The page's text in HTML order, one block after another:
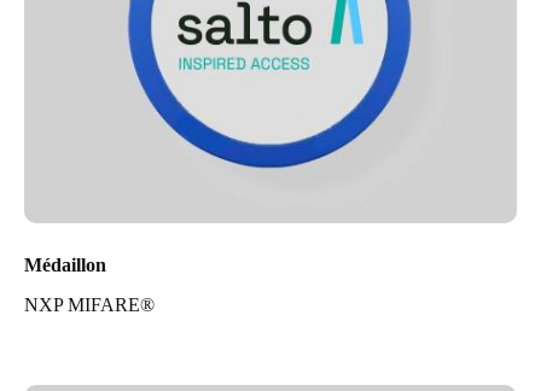
Médaillon
NXP MIFARE®